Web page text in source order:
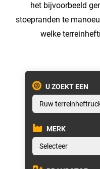
het bijvoorbeeld
stoepranden te
welke
U ZOEKT EEN
MERK